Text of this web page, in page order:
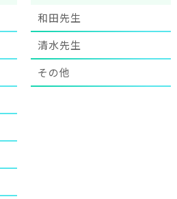
和田先生
清水先生
その他